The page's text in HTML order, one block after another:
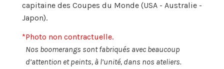
capitaine des Coupes du Monde (USA - Australie -
Japon).
*Photo non contractuelle.
Nos boomerangs sont fabriqués avec beaucoup
d’attention et peints, à l’unité, dans nos ateliers.